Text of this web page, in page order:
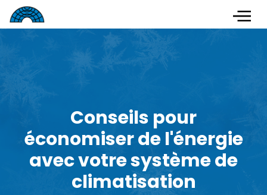
Conseils pour
économiser de l'énergie
avec votre système de
climatisation